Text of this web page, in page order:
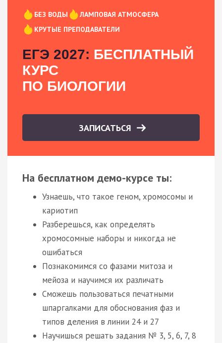
БЕЗ ВОДЫ
ЛАМПОВАЯ АТМОСФЕРА
КРУТЫЕ ПРЕПОДАВАТЕЛИ
ЕГЭ 2027: БЕСПЛАТНЫЙ
КУРС
ПО БИОЛОГИИ
ЗАПИСАТЬСЯ
На бесплатном демо-курсе ты:
Узнаешь, что такое геном, хромосомы и
кариотип
Разберешься, как определять
хромосомные наборы и никогда не
ошибаться
Познакомимся со фазами митоза и
мейоза и научимся их различать
Сможешь пользоваться печатными
шпаргалками для обоснования фаз и
типов деления в линии 24 и 27
Научишься решать задания № 3, 5, 6, 7, 8